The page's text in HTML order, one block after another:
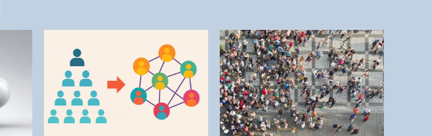
Andelfingen
Balsthal